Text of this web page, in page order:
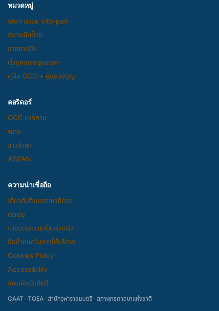
หมวดหมู่
เส้นทางและ city-pair
สนามบินไทย
สายการบิน
ตั๋วถูกจากกรุงเทพฯ
คู่มือ GCC + ผู้แสวงบุญ
คอริดอร์
GCC แรงงาน
พุทธ
ชาวไทยฯ
ASEAN
ความน่าเชื่อถือ
เกี่ยวกับทีมบรรณาธิการ
ติดต่อ
นโยบายความเป็นส่วนตัว
ข้อกำหนดในการให้บริการ
Cookies Policy
Accessibility
แผนผังเว็บไซต์
CAAT · TOEA · สำนักจุฬาราชมนตรี · สภาพุทธศาสนาแห่งชาติ